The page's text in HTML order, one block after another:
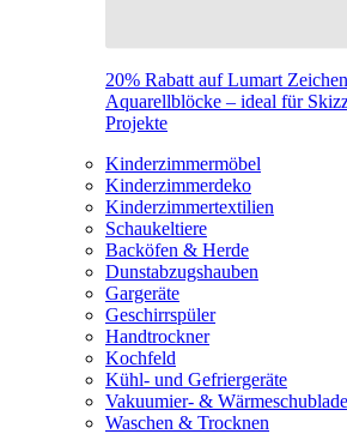
20% Rabatt auf Lumart
Aquarellblöcke – ideal für
Projekte
Kinderzimmermöbel
Kinderzimmerdeko
Kinderzimmertextilien
Schaukeltiere
Backöfen & Herde
Dunstabzugshauben
Gargeräte
Geschirrspüler
Handtrockner
Kochfeld
Kühl- und Gefriergeräte
Vakuumier- & Wärmeschublade
Waschen & Trocknen